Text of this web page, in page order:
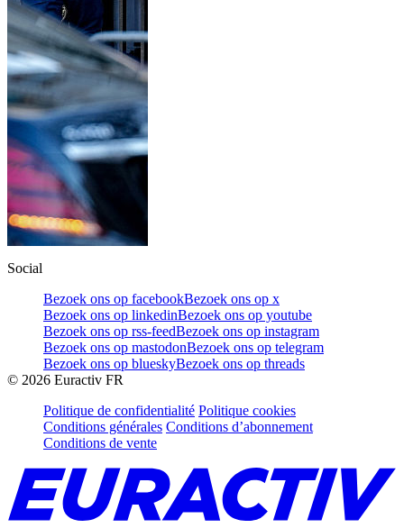
Social
Bezoek ons op facebookBezoek ons op x
Bezoek ons op linkedinBezoek ons op youtube
Bezoek ons op rss-feedBezoek ons op instagram
Bezoek ons op mastodonBezoek ons op telegram
Bezoek ons op blueskyBezoek ons op threads
© 2026 Euractiv FR
Politique de confidentialité Politique cookies
Conditions générales Conditions d’abonnement
Conditions de vente